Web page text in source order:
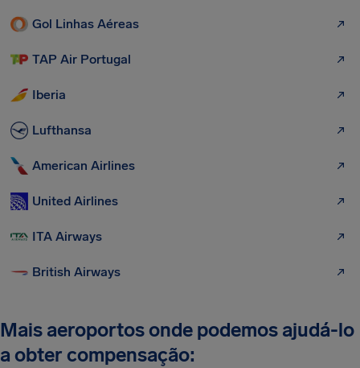
Gol Linhas Aéreas
TAP Air Portugal
Iberia
Lufthansa
American Airlines
United Airlines
ITA Airways
British Airways
Mais aeroportos onde podemos ajudá-lo
a obter compensação: